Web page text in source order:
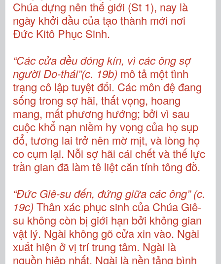
Chúa dựng nên thế giới (St 1), nay là
ngày khởi đầu của tạo thành mới nơi
Đức Kitô Phục Sinh.
“Các cửa đều đóng kín, vì các ông sợ
người Do-thái”(c. 19b) mô tả một tình
trạng cô lập tuyệt đối. Các môn đệ đang
sống trong sợ hãi, thất vọng, hoang
mang, mất phương hướng; bởi vì sau
cuộc khổ nạn niềm hy vọng của họ sụp
đổ, tương lai trở nên mờ mịt, và lòng họ
co cụm lại. Nỗi sợ hãi cái chết và thế lực
trần gian đã làm tê liệt căn tính tông đồ.
“Đức Giê-su đến, đứng giữa các ông” (c.
19c) Thân xác phục sinh của Chúa Giê-
su không còn bị giới hạn bởi không gian
vật lý. Ngài không gõ cửa xin vào. Ngài
xuất hiện ở vị trí trung tâm. Ngài là
nguồn hiệp nhất. Ngài là nền tảng bình